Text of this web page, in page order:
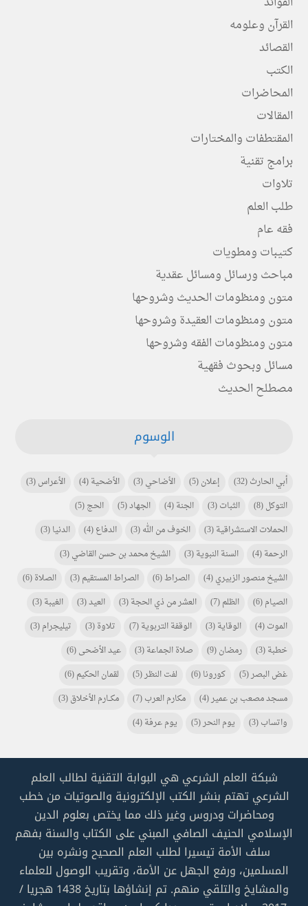
القرآن وعلومه
القصائد
الكتب
المحاضرات
المقالات
المقتطفات والمختارات
برامج تقنية
تلاوات
طلب العلم
فقه عام
كتيبات ومطويات
مباحث ورسائل ومسائل عقدية
متون ومنظومات الحديث وشروحها
متون ومنظومات العقيدة وشروحها
متون ومنظومات الفقه وشروحها
مسائل وبحوث فقهية
مصطلح الحديث
الوسوم
أبي الحارث(32) إعلان(5) الأضاحي(3) الأضحية(4) الأعراس(3)
التوكل(8) الثبات(3) الجنة(4) الجهاد(5) الحج(5)
الحملات الاستشراقية(3) الخوف من الله(3) الدفاع(4) الدنيا(3)
الرحمة(4) السنة النبوية(3) الشيخ محمد بن حسن القاضي(3)
الشيخ منصور الزبيري(4) الصراط(6) الصراط المستقيم(3) الصلاة(6)
الصيام(6) الظلم(7) العشر من ذي الحجة(3) العيد(3) الغيبة(3)
الموت(4) الوقاية(3) الوقفة التربوية(7) تلاوة(3) تيليجرام(3)
خطبة(3) رمضان(9) صلاة الجماعة(3) عيد الأضحى(6)
غض البصر(5) كورونا(6) لفت النظر(5) لقمان الحكيم(6)
مسجد مصعب بن عمير(4) مكارم العرب(7) مكـــارم الأخلاق(3)
واتساب(3) يوم النحر(5) يوم عرفة(4)
شبكة العلم الشرعي هي البوابة التقنية لطالب العلم
الشرعي تهتم بنشر الكتب الإلكترونية والصوتيات من خطب
ومحاضرات ودروس وغير ذلك مما يختص بعلوم الدين
الإسلامي الحنيف الصافي المبني على الكتاب والسنة بفهم
سلف الأمة تيسيرا لطلب العلم الصحيح ونشره بين
المسلمين، ورفع الجهل عن الأمة، وتقريب الوصول للعلماء
والمشايخ والتلقي منهم. تم إنشاؤها بتاريخ 1438 هجريا /